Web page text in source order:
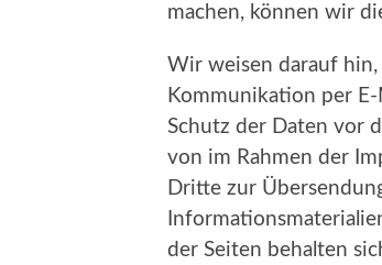
machen, können wir
Wir weisen darauf
Kommunikation per
Schutz der Daten vor
von im Rahmen der
Dritte zur
der Seiten behalten